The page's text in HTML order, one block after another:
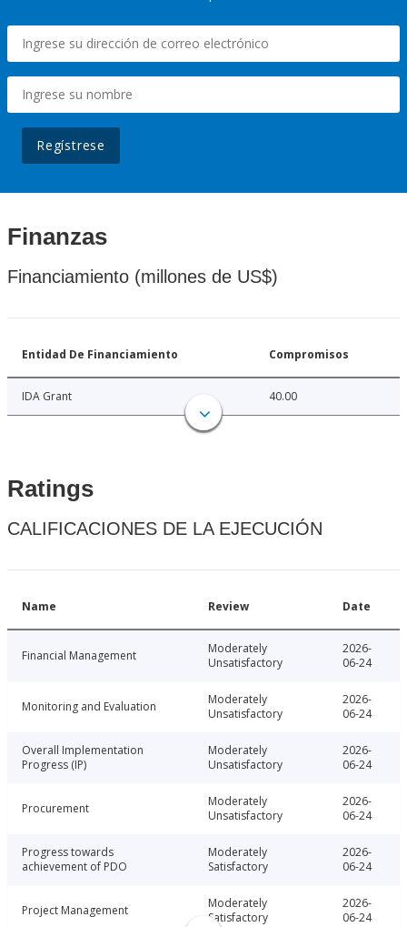
Regístrese
Finanzas
Financiamiento (millones de US$)
Entidad De Financiamiento Compromisos
IDA Grant 40.00
Ratings
CALIFICACIONES DE LA EJECUCIÓN
Name Review Date
Financial Management
Moderately
Unsatisfactory
2026-
06-24
Monitoring and Evaluation
Moderately
Unsatisfactory
2026-
06-24
Overall Implementation
Progress (IP)
Moderately
Unsatisfactory
2026-
06-24
Procurement
Moderately
Unsatisfactory
2026-
06-24
Progress towards
achievement of PDO
Moderately
Satisfactory
2026-
06-24
Project Management
Moderately
Satisfactory
2026-
06-24